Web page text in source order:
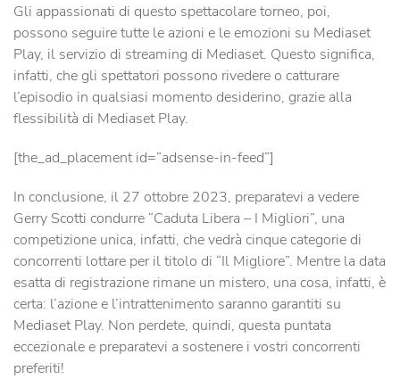
Gli appassionati di questo spettacolare torneo, poi,
possono seguire tutte le azioni e le emozioni su Mediaset
Play, il servizio di streaming di Mediaset. Questo significa,
infatti, che gli spettatori possono rivedere o catturare
l’episodio in qualsiasi momento desiderino, grazie alla
flessibilità di Mediaset Play.
[the_ad_placement id=”adsense-in-feed”]
In conclusione, il 27 ottobre 2023, preparatevi a vedere
Gerry Scotti condurre “Caduta Libera – I Migliori”, una
competizione unica, infatti, che vedrà cinque categorie di
concorrenti lottare per il titolo di “Il Migliore”. Mentre la data
esatta di registrazione rimane un mistero, una cosa, infatti, è
certa: l’azione e l’intrattenimento saranno garantiti su
Mediaset Play. Non perdete, quindi, questa puntata
eccezionale e preparatevi a sostenere i vostri concorrenti
preferiti!